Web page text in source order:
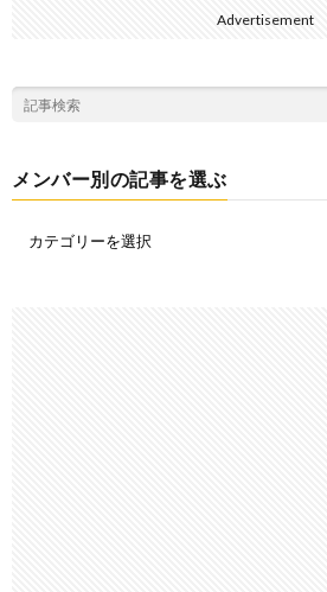
Advertisement
メンバー別の記事を選ぶ